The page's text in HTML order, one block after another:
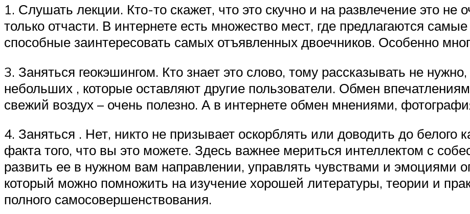
1. Слушать лекции. Кто-то скажет, что это скучно и на развлечение это не
только отчасти. В интернете есть множество мест, где предлагаются
способные заинтересовать самых отъявленных двоечников. Особенно
3. Заняться геокэшингом. Кто знает это слово, тому рассказывать не нужно,
небольших , которые оставляют другие пользователи. Обмен
свежий воздух – очень полезно. А в интернете обмен мнениями,
4. Заняться . Нет, никто не призывает оскорблять или доводить до белого
факта того, что вы это можете. Здесь важнее мериться интеллектом с
развить ее в нужном вам направлении, управлять чувствами и эмоциями
который можно помножить на изучение хорошей литературы, теории и
полного самосовершенствования.